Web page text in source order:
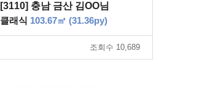
[3110] 충남 금산 김OO님
클래식 103.67㎡ (31.36py)
조회수 10,689